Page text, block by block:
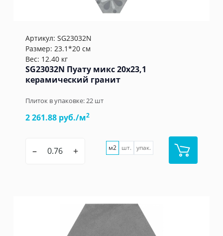
Артикул: SG23032N
Размер: 23.1*20 см
Вес: 12.40 кг
SG23032N Пуату микс 20x23,1
керамический гранит
Плиток в упаковке:22 шт
2 261.88 руб./м2
– + м2 шт. упак.